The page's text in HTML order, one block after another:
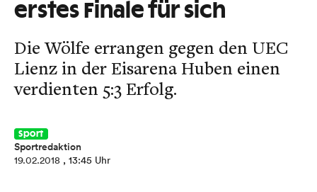
erstes Finale für sich
Die Wölfe errangen gegen den UEC
Lienz in der Eisarena Huben einen
verdienten 5:3 Erfolg.
Sport
Sportredaktion
19.02.2018 , 13:45 Uhr